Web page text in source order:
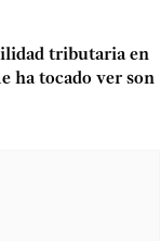
tributaria en
ha tocado ver son